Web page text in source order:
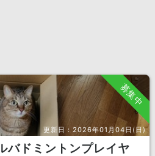
募集中
更新日：2026年01月04日(日)
バドミントンプレイヤ